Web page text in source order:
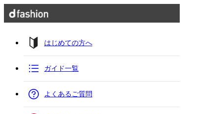
はじめての方へ
ガイド一覧
よくあるご質問